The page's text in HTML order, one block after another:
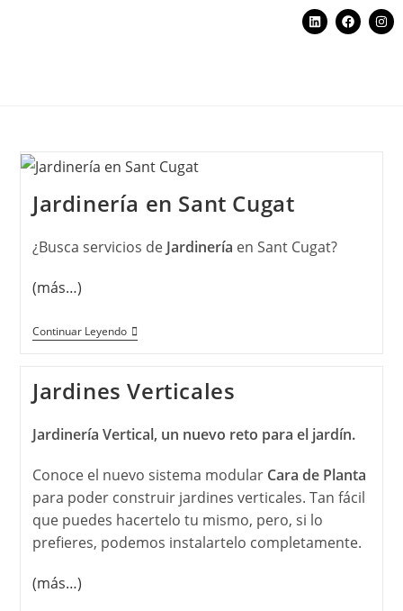
Jardinería en Sant Cugat
¿Busca servicios de Jardinería en Sant Cugat?
(más…)
Continuar Leyendo
Jardines Verticales
Jardinería Vertical, un nuevo reto para el jardín.
Conoce el nuevo sistema modular Cara de Planta
para poder construir jardines verticales. Tan fácil
que puedes hacertelo tu mismo, pero, si lo
prefieres, podemos instalartelo completamente.
(más…)